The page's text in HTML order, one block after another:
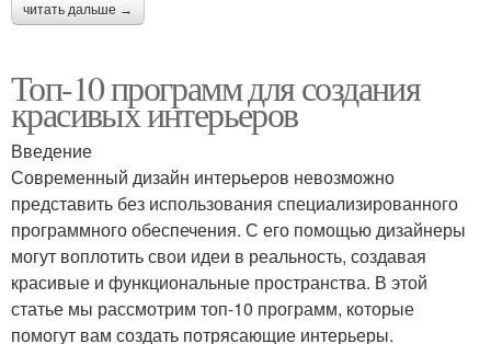
читать дальше →
Топ-10 программ для создания
красивых интерьеров
Введение
Современный дизайн интерьеров невозможно
представить без использования специализированного
программного обеспечения. С его помощью дизайнеры
могут воплотить свои идеи в реальность, создавая
красивые и функциональные пространства. В этой
статье мы рассмотрим топ-10 программ, которые
помогут вам создать потрясающие интерьеры.